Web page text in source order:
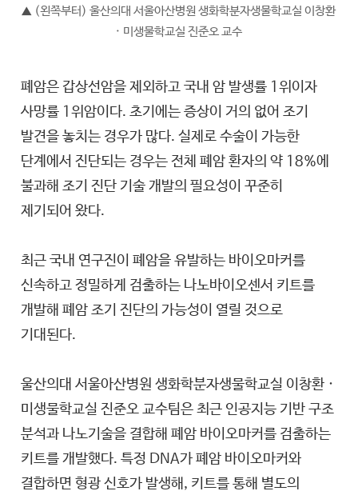
▲ (왼쪽부터) 울산의대 서울아산병원 생화학분자생물학교실 이창환
· 미생물학교실 진준오 교수
폐암은 갑상선암을 제외하고 국내 암 발생률 1위이자
사망률 1위암이다. 초기에는 증상이 거의 없어 조기
발견을 놓치는 경우가 많다. 실제로 수술이 가능한
단계에서 진단되는 경우는 전체 폐암 환자의 약 18%에
불과해 조기 진단 기술 개발의 필요성이 꾸준히
제기되어 왔다.
최근 국내 연구진이 폐암을 유발하는 바이오마커를
신속하고 정밀하게 검출하는 나노바이오센서 키트를
개발해 폐암 조기 진단의 가능성이 열릴 것으로
기대된다.
울산의대 서울아산병원 생화학분자생물학교실 이창환 ·
미생물학교실 진준오 교수팀은 최근 인공지능 기반 구조
분석과 나노기술을 결합해 폐암 바이오마커를 검출하는
키트를 개발했다. 특정 DNA가 폐암 바이오마커와
결합하면 형광 신호가 발생해, 키트를 통해 별도의